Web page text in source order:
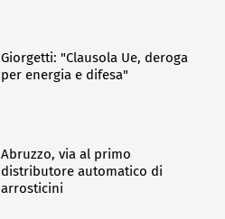
Giorgetti: "Clausola Ue, deroga
per energia e difesa"
Abruzzo, via al primo
distributore automatico di
arrosticini